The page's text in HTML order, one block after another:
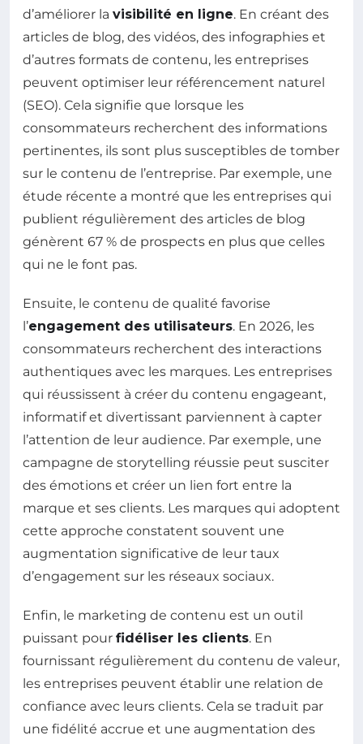
d’améliorer la visibilité en ligne. En créant des
articles de blog, des vidéos, des infographies et
d’autres formats de contenu, les entreprises
peuvent optimiser leur référencement naturel
(SEO). Cela signifie que lorsque les
consommateurs recherchent des informations
pertinentes, ils sont plus susceptibles de tomber
sur le contenu de l’entreprise. Par exemple, une
étude récente a montré que les entreprises qui
publient régulièrement des articles de blog
génèrent 67 % de prospects en plus que celles
qui ne le font pas.
Ensuite, le contenu de qualité favorise
l’engagement des utilisateurs. En 2026, les
consommateurs recherchent des interactions
authentiques avec les marques. Les entreprises
qui réussissent à créer du contenu engageant,
informatif et divertissant parviennent à capter
l’attention de leur audience. Par exemple, une
campagne de storytelling réussie peut susciter
des émotions et créer un lien fort entre la
marque et ses clients. Les marques qui adoptent
cette approche constatent souvent une
augmentation significative de leur taux
d’engagement sur les réseaux sociaux.
Enfin, le marketing de contenu est un outil
puissant pour fidéliser les clients. En
fournissant régulièrement du contenu de valeur,
les entreprises peuvent établir une relation de
confiance avec leurs clients. Cela se traduit par
une fidélité accrue et une augmentation des